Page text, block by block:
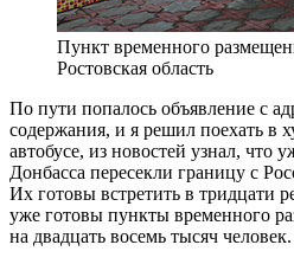
Пункт временного
Ростовская область
По пути попалось объявление с
содержания, и я решил поехать в
автобусе, из новостей узнал, что
Донбасса пересекли границу с
Их готовы встретить в тридцати
уже готовы пункты временного
на двадцать восемь тысяч человек.